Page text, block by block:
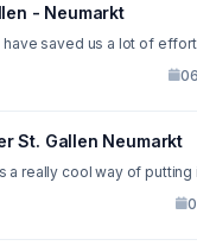
- Neumarkt
saved us a lot of
St. Gallen Neumarkt
a really cool way of putting